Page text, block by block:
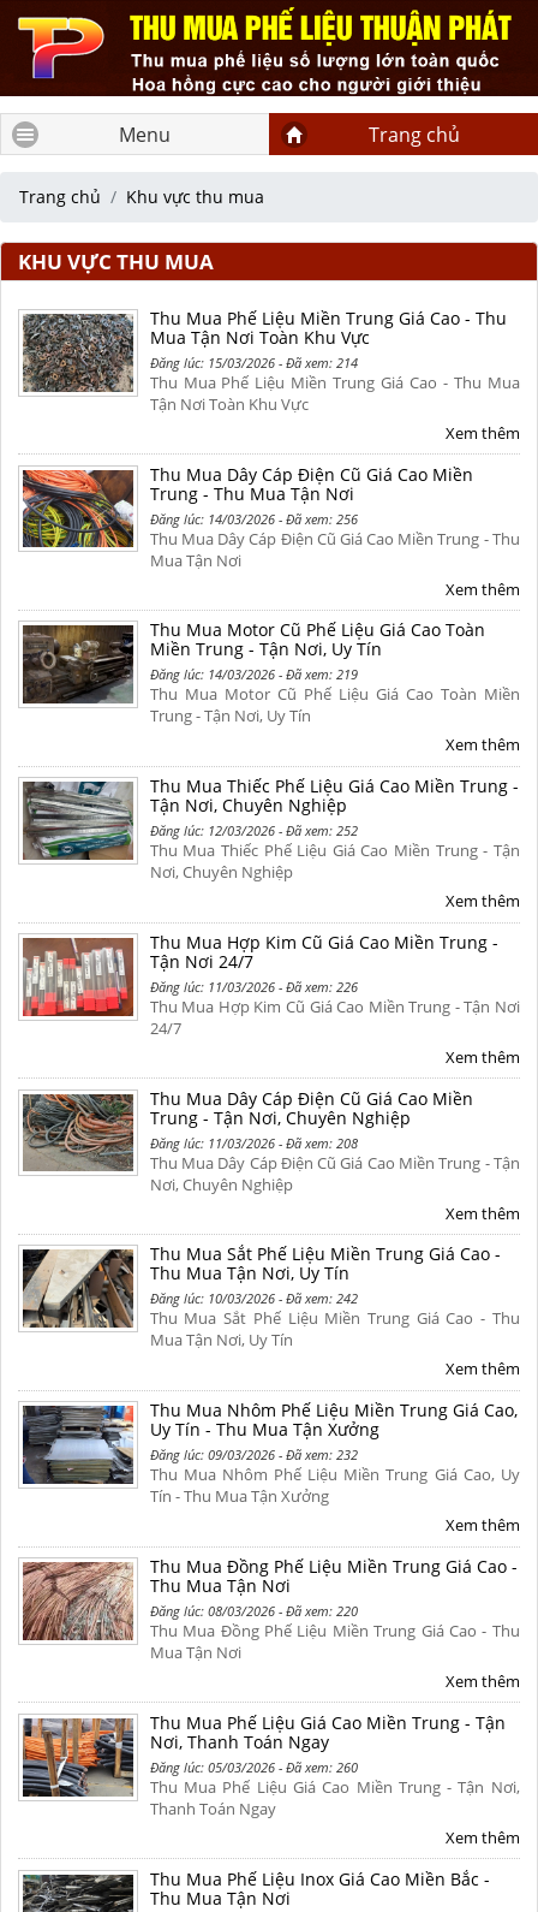
Menu Trang chủ
Trang chủ Khu vực thu mua
KHU VỰC THU MUA
Thu Mua Phế Liệu Miền Trung Giá Cao - Thu
Mua Tận Nơi Toàn Khu Vực
Đăng lúc: 15/03/2026 - Đã xem: 214
Thu Mua Phế Liệu Miền Trung Giá Cao - Thu Mua
Tận Nơi Toàn Khu Vực
Xem thêm
Thu Mua Dây Cáp Điện Cũ Giá Cao Miền
Trung - Thu Mua Tận Nơi
Đăng lúc: 14/03/2026 - Đã xem: 256
Thu Mua Dây Cáp Điện Cũ Giá Cao Miền Trung - Thu
Mua Tận Nơi
Xem thêm
Thu Mua Motor Cũ Phế Liệu Giá Cao Toàn
Miền Trung - Tận Nơi, Uy Tín
Đăng lúc: 14/03/2026 - Đã xem: 219
Thu Mua Motor Cũ Phế Liệu Giá Cao Toàn Miền
Trung - Tận Nơi, Uy Tín
Xem thêm
Thu Mua Thiếc Phế Liệu Giá Cao Miền Trung -
Tận Nơi, Chuyên Nghiệp
Đăng lúc: 12/03/2026 - Đã xem: 252
Thu Mua Thiếc Phế Liệu Giá Cao Miền Trung - Tận
Nơi, Chuyên Nghiệp
Xem thêm
Thu Mua Hợp Kim Cũ Giá Cao Miền Trung -
Tận Nơi 24/7
Đăng lúc: 11/03/2026 - Đã xem: 226
Thu Mua Hợp Kim Cũ Giá Cao Miền Trung - Tận Nơi
24/7
Xem thêm
Thu Mua Dây Cáp Điện Cũ Giá Cao Miền
Trung - Tận Nơi, Chuyên Nghiệp
Đăng lúc: 11/03/2026 - Đã xem: 208
Thu Mua Dây Cáp Điện Cũ Giá Cao Miền Trung - Tận
Nơi, Chuyên Nghiệp
Xem thêm
Thu Mua Sắt Phế Liệu Miền Trung Giá Cao -
Thu Mua Tận Nơi, Uy Tín
Đăng lúc: 10/03/2026 - Đã xem: 242
Thu Mua Sắt Phế Liệu Miền Trung Giá Cao - Thu
Mua Tận Nơi, Uy Tín
Xem thêm
Thu Mua Nhôm Phế Liệu Miền Trung Giá Cao,
Uy Tín - Thu Mua Tận Xưởng
Đăng lúc: 09/03/2026 - Đã xem: 232
Thu Mua Nhôm Phế Liệu Miền Trung Giá Cao, Uy
Tín - Thu Mua Tận Xưởng
Xem thêm
Thu Mua Đồng Phế Liệu Miền Trung Giá Cao -
Thu Mua Tận Nơi
Đăng lúc: 08/03/2026 - Đã xem: 220
Thu Mua Đồng Phế Liệu Miền Trung Giá Cao - Thu
Mua Tận Nơi
Xem thêm
Thu Mua Phế Liệu Giá Cao Miền Trung - Tận
Nơi, Thanh Toán Ngay
Đăng lúc: 05/03/2026 - Đã xem: 260
Thu Mua Phế Liệu Giá Cao Miền Trung - Tận Nơi,
Thanh Toán Ngay
Xem thêm
Thu Mua Phế Liệu Inox Giá Cao Miền Bắc -
Thu Mua Tận Nơi